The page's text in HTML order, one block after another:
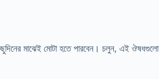
মাঝেই মোটা হতে পারবেন। চলুন, এই ঔষধগুলো